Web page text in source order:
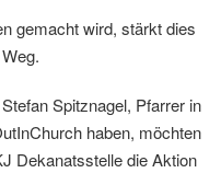
gemacht wird, stärkt dies
Spitznagel, Pfarrer in
haben, möchten
Dekanatsstelle die Aktion